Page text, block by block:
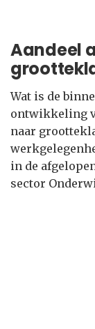
Aandeel
Wat is de
ontwikkeling
naar
in de
sector